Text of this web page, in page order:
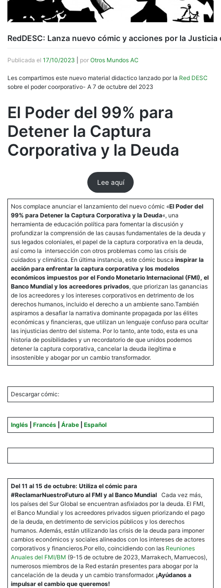
RedDESC: Lanza nuevo cómic y acciones por la Justicia
Publicada el 17/10/2023 por Otros Mundos AC
Les compartimos este nuevo material didactico lanzado por la Red DESC
sobre el poder coorporativo- A 7 de octubre del 2023
El Poder del 99% para
Detener la Captura
Corporativa y la Deuda
Lee aquí
Nos complace anunciar el lanzamiento del nuevo cómic «El Poder del
99% para Detener la Captura Corporativa y la Deuda«, una
herramienta de educación política para fomentar la discusión y
profundizar la comprensión de las causas fundamentales de la deuda y
sus legados coloniales, el papel de la captura corporativa en la deuda,
así como la intersección con otros problemas como las crisis de
cuidados y climática. En última instancia, este cómic busca inspirar la
acción para enfrentar la captura corporativa y los modelos
económicos impuestos por el Fondo Monetario Internacional (FMI), el
Banco Mundial y los acreedores privados, que priorizan las ganancias
de los acreedores y los intereses corporativos en detrimento de los
derechos humanos, incluido el derecho a un ambiente sano.También
aspiramos a desafiar la narrativa dominante propagada por las élites
económicas y financieras, que utilizan un lenguaje confuso para ocultar
las injusticias dentro del sistema. Por lo tanto, ante todo, esta es una
historia de posibilidades y un recordatorio de que unidos podemos
detener la captura corporativa, cancelar la deuda ilegítima e
insostenible y abogar por un cambio transformador.
Descargar cómic:
Inglés Francés Árabe Español
Del 11 al 15 de octubre: Utiliza el cómic para
#ReclamarNuestroFuturo al FMI y al Banco Mundial Cada vez más,
los países del Sur Global se encuentran asfixiados por la deuda. El FMI,
el Banco Mundial y los acreedores privados siguen priorizando el pago
de la deuda, en detrimento de servicios públicos y los derechos
humanos. Además, están utilizando las crisis de la deuda para imponer
cambios económicos y sociales alineados con los intereses de actores
corporativos y financieros.Por ello, coincidiendo con las Reuniones
Anuales del FMI/BM (9-15 de octubre de 2023, Marrakech, Marruecos),
numerosos miembros de la Red estarán presentes para abogar por la
cancelación de la deuda y un cambio transformador. ¡Ayúdanos a
impulsar el cambio que queremos!